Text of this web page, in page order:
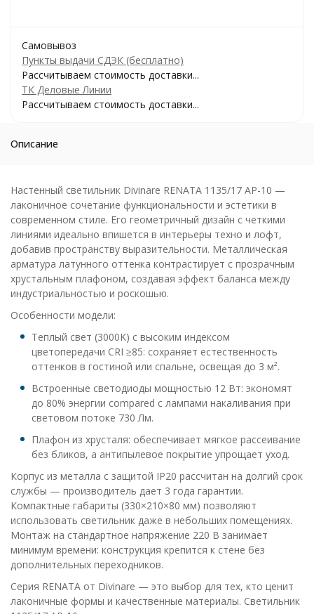
Самовывоз
Пункты выдачи СДЭК (бесплатно)
Рассчитываем стоимость доставки...
ТК Деловые Линии
Рассчитываем стоимость доставки...
Описание
Настенный светильник Divinare RENATA 1135/17 AP-10 —
лаконичное сочетание функциональности и эстетики в
современном стиле. Его геометричный дизайн с четкими
линиями идеально впишется в интерьеры техно и лофт,
добавив пространству выразительности. Металлическая
арматура латунного оттенка контрастирует с прозрачным
хрустальным плафоном, создавая эффект баланса между
индустриальностью и роскошью.
Особенности модели:
Теплый свет (3000K) с высоким индексом
цветопередачи CRI ≥85: сохраняет естественность
оттенков в гостиной или спальне, освещая до 3 м².
Встроенные светодиоды мощностью 12 Вт: экономят
до 80% энергии compared с лампами накаливания при
световом потоке 730 Лм.
Плафон из хрусталя: обеспечивает мягкое рассеивание
без бликов, а антипылевое покрытие упрощает уход.
Корпус из металла с защитой IP20 рассчитан на долгий срок
службы — производитель дает 3 года гарантии.
Компактные габариты (330×210×80 мм) позволяют
использовать светильник даже в небольших помещениях.
Монтаж на стандартное напряжение 220 В занимает
минимум времени: конструкция крепится к стене без
дополнительных переходников.
Серия RENATA от Divinare — это выбор для тех, кто ценит
лаконичные формы и качественные материалы. Светильник